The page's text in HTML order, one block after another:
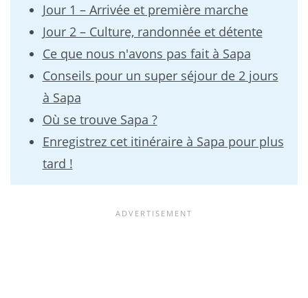
Jour 1 – Arrivée et première marche
Jour 2 – Culture, randonnée et détente
Ce que nous n'avons pas fait à Sapa
Conseils pour un super séjour de 2 jours
à Sapa
Où se trouve Sapa ?
Enregistrez cet itinéraire à Sapa pour plus
tard !